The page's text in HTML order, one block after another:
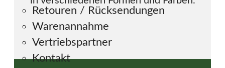
Retouren / Rücksendungen
Warenannahme
Vertriebspartner
Kontakt